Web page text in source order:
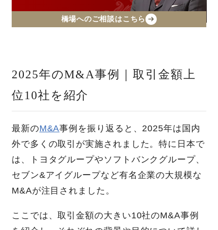
橋場へのご相談はこちら
2025年のM&A事例｜取引金額上
位10社を紹介
最新のM&A事例を振り返ると、2025年は国内
外で多くの取引が実施されました。特に日本で
は、トヨタグループやソフトバンクグループ、
セブン&アイグループなど有名企業の大規模な
M&Aが注目されました。
ここでは、取引金額の大きい10社のM&A事例